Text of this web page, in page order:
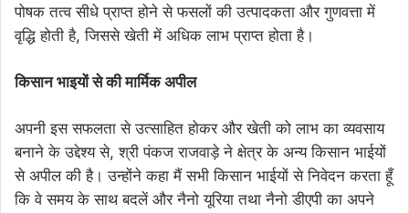
पोषक तत्व सीधे प्राप्त होने से फसलों की उत्पादकता और गुणवत्ता में
वृद्धि होती है, जिससे खेती में अधिक लाभ प्राप्त होता है।
किसान भाइयों से की मार्मिक अपील
अपनी इस सफलता से उत्साहित होकर और खेती को लाभ का व्यवसाय
बनाने के उद्देश्य से, श्री पंकज राजवाड़े ने क्षेत्र के अन्य किसान भाईयों
से अपील की है। उन्होंने कहा मैं सभी किसान भाईयों से निवेदन करता हूँ
कि वे समय के साथ बदलें और नैनो यूरिया तथा नैनो डीएपी का अपने